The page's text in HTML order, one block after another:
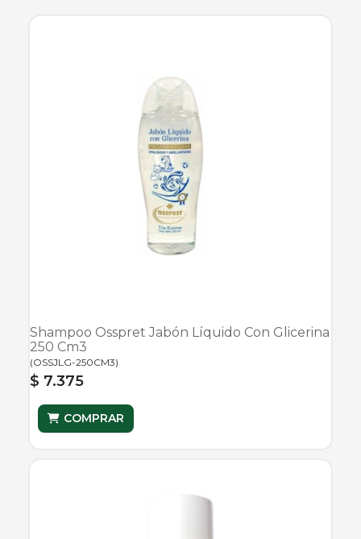
Shampoo Osspret Jabón Líquido Con Glicerina
250 Cm3
(OSSJLG-250CM3)
$ 7.375
COMPRAR